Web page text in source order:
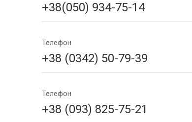
+38(050) 934-75-14
Телефон
+38 (0342) 50-79-39
Телефон
+38 (093) 825-75-21